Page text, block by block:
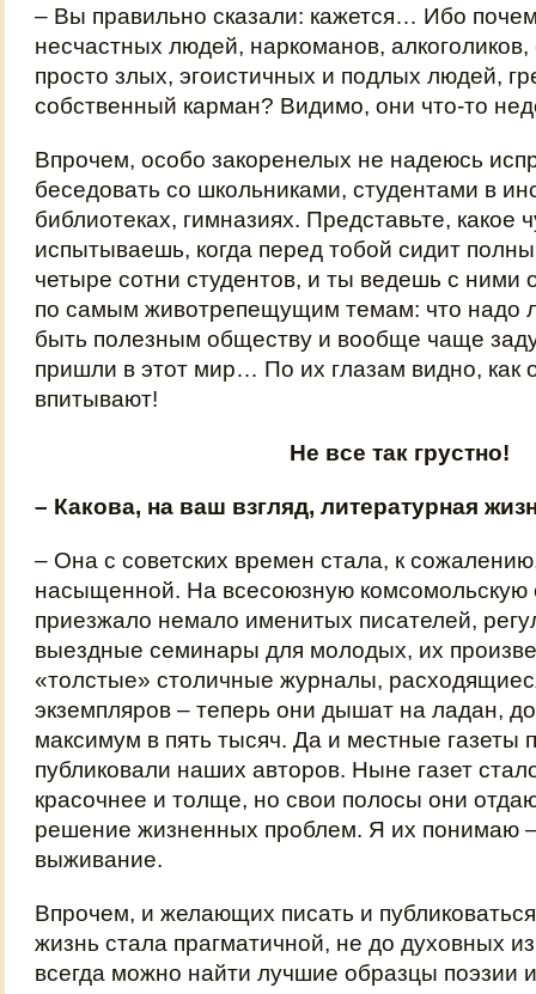
– Вы правильно сказали: кажется… Ибо
несчастных людей, наркоманов,
просто злых, эгоистичных и подлых людей,
собственный карман? Видимо, они что-то
Впрочем, особо закоренелых не надеюсь
беседовать со школьниками, студентами в
библиотеках, гимназиях. Представьте, какое
испытываешь, когда перед тобой сидит
четыре сотни студентов, и ты ведешь с ними
по самым животрепещущим темам: что надо
быть полезным обществу и вообще чаще
пришли в этот мир… По их глазам видно, как
впитывают!
Не все так грустно!
– Какова, на ваш взгляд, литературная
– Она с советских времен стала, к
насыщенной. На всесоюзную комсомольскую
приезжало немало именитых писателей,
выездные семинары для молодых, их
«толстые» столичные журналы,
экземпляров – теперь они дышат на ладан,
максимум в пять тысяч. Да и местные газеты
публиковали наших авторов. Ныне газет
красочнее и толще, но свои полосы они
решение жизненных проблем. Я их понимаю
выживание.
Впрочем, и желающих писать и
жизнь стала прагматичной, не до духовных
всегда можно найти лучшие образцы поэзии